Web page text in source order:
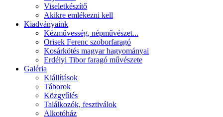
Viseletkészítő
Akikre emlékezni kell
Kiadványaink
Kézművesség, népművészet...
Orisek Ferenc szoborfaragó
Kosárkötés magyar hagyományai
Erdélyi Tibor faragó művészete
Galéria
Kiállítások
Táborok
Közgyűlés
Találkozók, fesztiválok
Alkotóház